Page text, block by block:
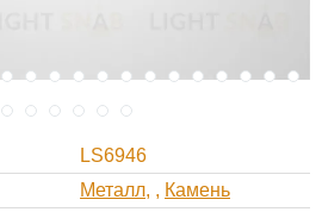
LS6946
Металл , Камень